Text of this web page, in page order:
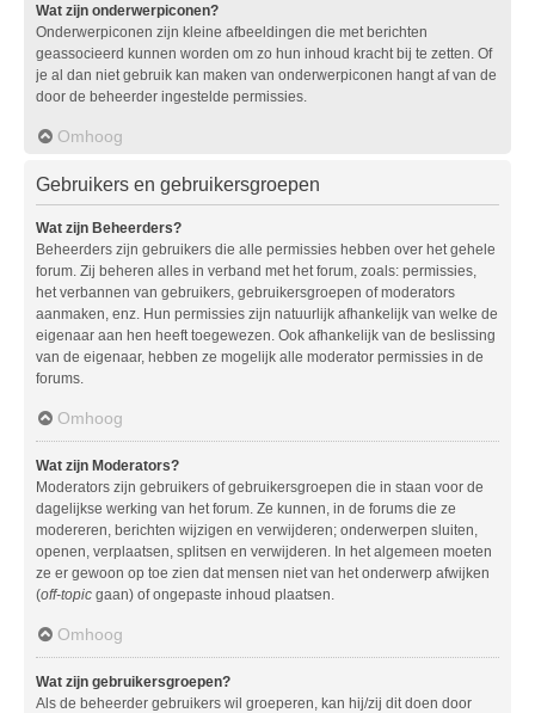
Wat zijn onderwerpiconen?
Onderwerpiconen zijn kleine afbeeldingen die met berichten
geassocieerd kunnen worden om zo hun inhoud kracht bij te zetten. Of
je al dan niet gebruik kan maken van onderwerpiconen hangt af van de
door de beheerder ingestelde permissies.
Omhoog
Gebruikers en gebruikersgroepen
Wat zijn Beheerders?
Beheerders zijn gebruikers die alle permissies hebben over het gehele
forum. Zij beheren alles in verband met het forum, zoals: permissies,
het verbannen van gebruikers, gebruikersgroepen of moderators
aanmaken, enz. Hun permissies zijn natuurlijk afhankelijk van welke de
eigenaar aan hen heeft toegewezen. Ook afhankelijk van de beslissing
van de eigenaar, hebben ze mogelijk alle moderator permissies in de
forums.
Omhoog
Wat zijn Moderators?
Moderators zijn gebruikers of gebruikersgroepen die in staan voor de
dagelijkse werking van het forum. Ze kunnen, in de forums die ze
modereren, berichten wijzigen en verwijderen; onderwerpen sluiten,
openen, verplaatsen, splitsen en verwijderen. In het algemeen moeten
ze er gewoon op toe zien dat mensen niet van het onderwerp afwijken
(off-topic gaan) of ongepaste inhoud plaatsen.
Omhoog
Wat zijn gebruikersgroepen?
Als de beheerder gebruikers wil groeperen, kan hij/zij dit doen door